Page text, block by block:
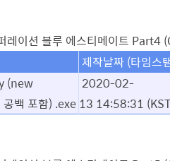
레이션 블루 에스티메이트
제작날짜 (타임스
(new
백 포함) .exe
2020-02-
13 14:58:31